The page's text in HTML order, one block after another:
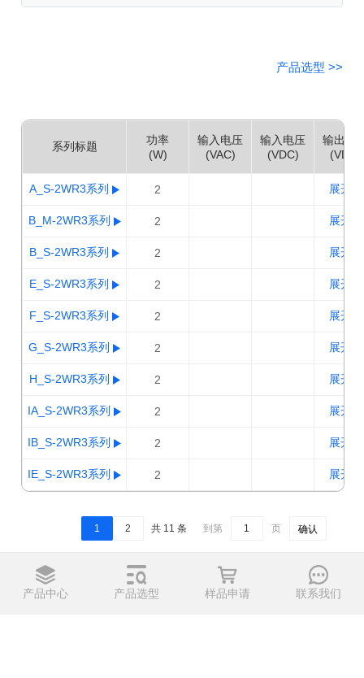
产品选型 >>
系列标题
功率
(W)
输入电压
(VAC)
输入电压
(VDC)
输出电
(VDC)
A_S-2WR3系列 2 展开 >
B_M-2WR3系列 2 展开 >
B_S-2WR3系列 2 展开 >
E_S-2WR3系列 2 展开 >
F_S-2WR3系列 2 展开 >
G_S-2WR3系列 2 展开 >
H_S-2WR3系列 2 展开 >
IA_S-2WR3系列 2 展开 >
IB_S-2WR3系列 2 展开 >
IE_S-2WR3系列 2 展开 >
1 2 共 11 条 到第 页 确认
产品中心 产品选型 样品申请 联系我们